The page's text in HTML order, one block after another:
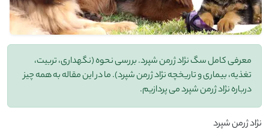
معرفی کامل سگ نژاد ژرمن شپرد. بررسی نحوه (نگهداری، تربیت،
تغذیه، بیماری و تاریخچه نژاد ژرمن شپرد). ما در این مقاله به همه چیز
درباره نژاد ژرمن شپرد می پردازیم.
نژاد ژرمن شپرد